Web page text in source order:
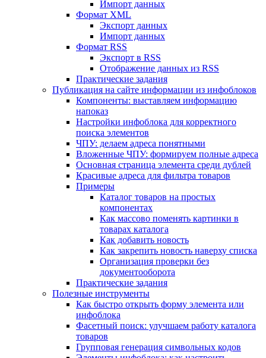
Импорт данных
Формат XML
Экспорт данных
Импорт данных
Формат RSS
Экспорт в RSS
Отображение данных из RSS
Практические задания
Публикация на сайте информации из инфоблоков
Компоненты: выставляем информацию
напоказ
Настройки инфоблока для корректного
поиска элементов
ЧПУ: делаем адреса понятными
Вложенные ЧПУ: формируем полные адреса
Основная страница элемента среди дублей
Красивые адреса для фильтра товаров
Примеры
Каталог товаров на простых
компонентах
Как массово поменять картинки в
товарах каталога
Как добавить новость
Как закрепить новость наверху списка
Организация проверки без
документооборота
Практические задания
Полезные инструменты
Как быстро открыть форму элемента или
инфоблока
Фасетный поиск: улучшаем работу каталога
товаров
Групповая генерация символьных кодов